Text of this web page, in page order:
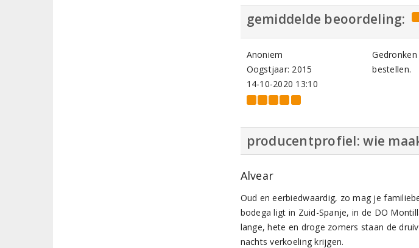
gemiddelde beoordeling:
Anoniem
Oogstjaar: 2015
14-10-2020 13:10
bestellen.
producentprofiel: wie
Alvear
Oud en eerbiedwaardig, zo mag je
bodega ligt in Zuid-Spanje, in de DO
lange, hete en droge zomers staan de
nachts verkoeling krijgen.